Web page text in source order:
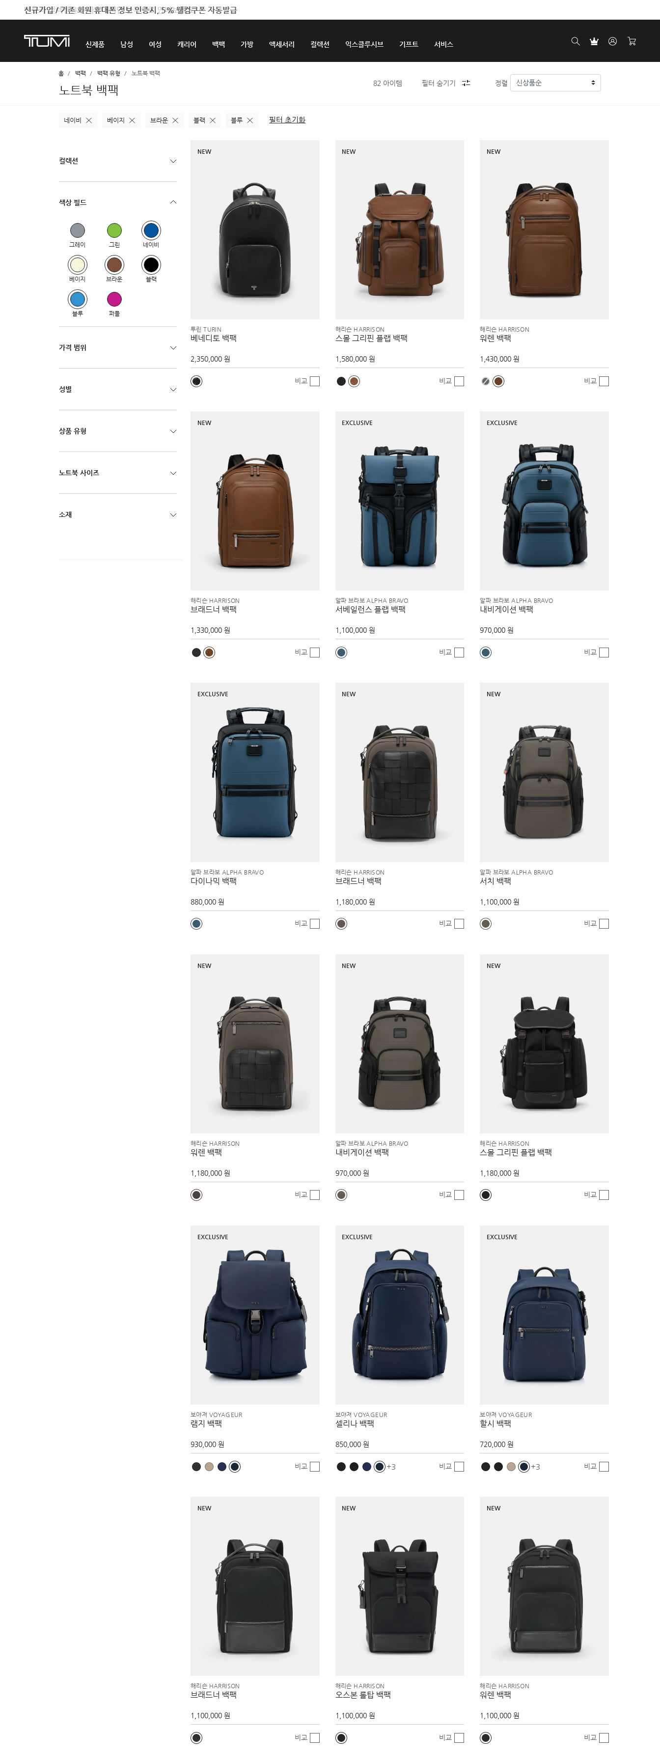
벤트라 컬렉션을 온라인에서만 단독으로 만나보세요.
신제품 남성 여성 캐리어 백팩 가방 액세서리 컬렉션 익스클루시브 기프트 서비스
홈 백팩 백팩 유형 노트북 백팩
노트북 백팩
82 아이템 필터 숨기기 정렬
필터 초기화
네이비 베이지 브라운 블랙 블루
컬렉션
색상 필드
그레이 그린 네이비
베이지 브라운 블랙
블루 퍼플
가격 범위
성별
상품 유형
노트북 사이즈
소재
NEW
투린 TURIN
베네디토 백팩
2,350,000 원
비교
NEW
해리슨 HARRISON
스몰 그리핀 플랩 백팩
1,580,000 원
비교
NEW
해리슨 HARRISON
워렌 백팩
1,430,000 원
비교
NEW
해리슨 HARRISON
브래드너 백팩
1,330,000 원
비교
EXCLUSIVE
알파 브라보 ALPHA BRAVO
서베일런스 플랩 백팩
1,100,000 원
비교
EXCLUSIVE
알파 브라보 ALPHA BRAVO
내비게이션 백팩
970,000 원
비교
EXCLUSIVE
알파 브라보 ALPHA BRAVO
다이나믹 백팩
880,000 원
비교
NEW
해리슨 HARRISON
브래드너 백팩
1,180,000 원
비교
NEW
알파 브라보 ALPHA BRAVO
서치 백팩
1,100,000 원
비교
NEW
해리슨 HARRISON
워렌 백팩
1,180,000 원
비교
NEW
알파 브라보 ALPHA BRAVO
내비게이션 백팩
970,000 원
비교
NEW
해리슨 HARRISON
스몰 그리핀 플랩 백팩
1,180,000 원
비교
EXCLUSIVE
보야져 VOYAGEUR
램지 백팩
930,000 원
비교
EXCLUSIVE
보야져 VOYAGEUR
셀리나 백팩
850,000 원
3 비교
EXCLUSIVE
보야져 VOYAGEUR
할시 백팩
720,000 원
3 비교
NEW
해리슨 HARRISON
브래드너 백팩
1,100,000 원
비교
NEW
해리슨 HARRISON
오스본 롤탑 백팩
1,100,000 원
비교
NEW
해리슨 HARRISON
워렌 백팩
1,100,000 원
비교